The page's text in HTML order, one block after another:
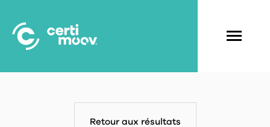
contenu
principal
Retour aux résultats